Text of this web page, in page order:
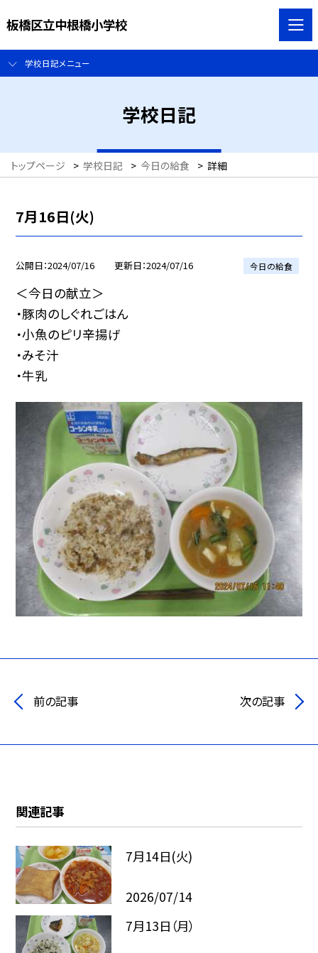
板橋区立中根橋小学校
学校日記メニュー
学校日記
トップページ > 学校日記 > 今日の給食 > 詳細
7月16日(火)
公開日 2024/07/16 更新日 2024/07/16 今日の給食
＜今日の献立＞
・豚肉のしぐれごはん
・小魚のピリ辛揚げ
・みそ汁
・牛乳
前の記事 次の記事
関連記事
7月14日(火)
2026/07/14
7月13日（月）